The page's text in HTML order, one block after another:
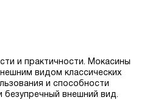
и практичности. Мокасины
видом классических
и способности
внешний вид.